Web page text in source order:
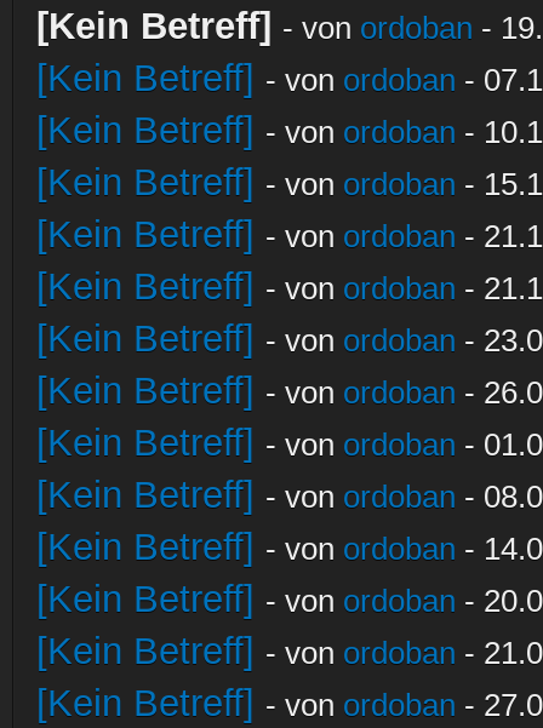
[Kein Betreff] - von ordoban -
[Kein Betreff] - von ordoban -
[Kein Betreff] - von ordoban -
[Kein Betreff] - von ordoban -
[Kein Betreff] - von ordoban -
[Kein Betreff] - von ordoban -
[Kein Betreff] - von ordoban -
[Kein Betreff] - von ordoban -
[Kein Betreff] - von ordoban -
[Kein Betreff] - von ordoban -
[Kein Betreff] - von ordoban -
[Kein Betreff] - von ordoban -
[Kein Betreff] - von ordoban -
[Kein Betreff] - von ordoban -